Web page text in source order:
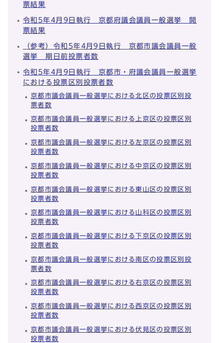
票結果
令和5年4月9日執行 京都府議会議員一般選挙 開
票結果
（参考）令和5年4月9日執行 京都市議会議員一般
選挙 期日前投票者数
令和5年4月9日執行 京都市・府議会議員一般選挙
における投票区別投票者数
京都市議会議員一般選挙における北区の投票区別投
票者数
京都市議会議員一般選挙における上京区の投票区別
投票者数
京都市議会議員一般選挙における左京区の投票区別
投票者数
京都市議会議員一般選挙における中京区の投票区別
投票者数
京都市議会議員一般選挙における東山区の投票区別
投票者数
京都市議会議員一般選挙における山科区の投票区別
投票者数
京都市議会議員一般選挙における下京区の投票区別
投票者数
京都市議会議員一般選挙における南区の投票区別投
票者数
京都市議会議員一般選挙における右京区の投票区別
投票者数
京都市議会議員一般選挙における西京区の投票区別
投票者数
京都市議会議員一般選挙における伏見区の投票区別
投票者数